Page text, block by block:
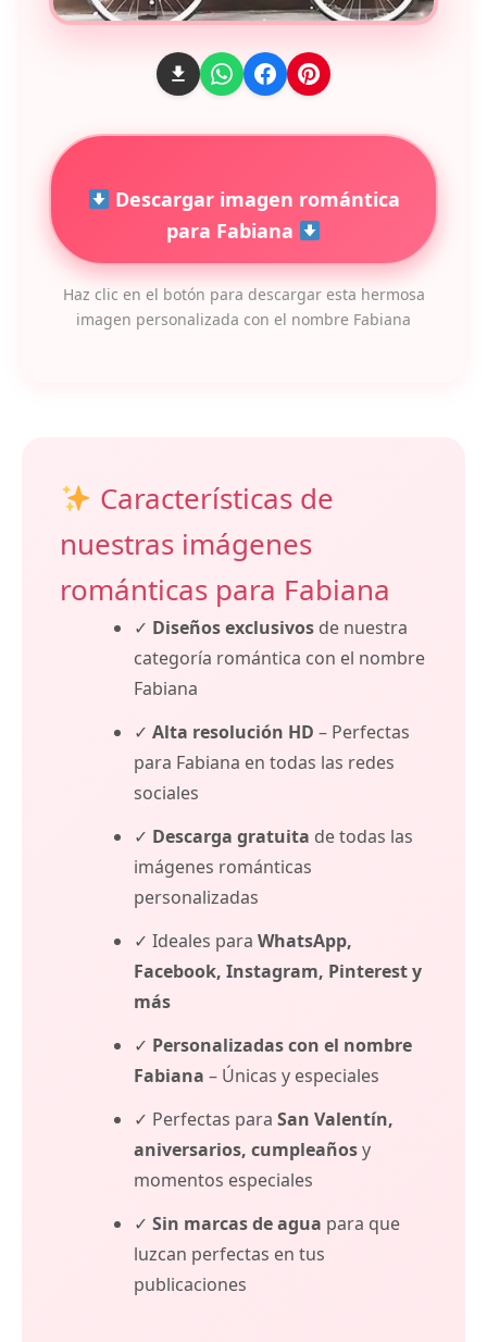
Descargar imagen romántica
para Fabiana
Haz clic en el botón para descargar esta hermosa
imagen personalizada con el nombre Fabiana
Características de
nuestras imágenes
románticas para Fabiana
✓ Diseños exclusivos de nuestra
categoría romántica con el nombre
Fabiana
✓ Alta resolución HD – Perfectas
para Fabiana en todas las redes
sociales
✓ Descarga gratuita de todas las
imágenes románticas
personalizadas
✓ Ideales para WhatsApp,
Facebook, Instagram, Pinterest y
más
✓ Personalizadas con el nombre
Fabiana – Únicas y especiales
✓ Perfectas para San Valentín,
aniversarios, cumpleañosy
momentos especiales
✓ Sin marcas de agua para que
luzcan perfectas en tus
publicaciones